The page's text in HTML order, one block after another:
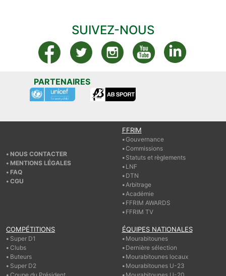
SUIVEZ-NOUS
PARTENAIRES
NOUS CONTACTER
MENTIONS LÉGALES
FAQ
CGU
FFRIM
Gouvernance
Commissions
Statuts et règlements
LNF
DTN
Arbitrage
Académie
FFRIM AWARDS
FFRIM TV
COMPÉTITIONS
Super D1
Clubs
Buteurs
Super D2
ÉQUIPES NATIONALES
Mourabitounes
Dernière sélection
Mourabitounes locaux
Mourabitounes U-23